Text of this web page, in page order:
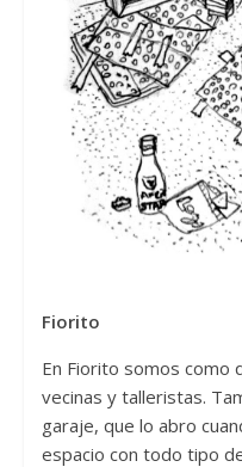
Fiorito
En Fiorito somos como
vecinas y talleristas.
garaje, que lo abro
espacio con todo tipo